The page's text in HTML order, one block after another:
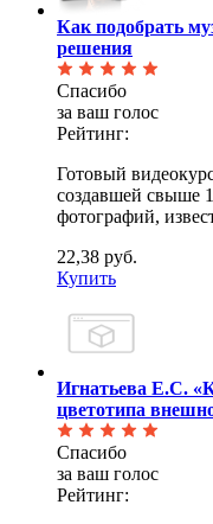
Как подобрать
решения
Спасибо
за ваш голос
Рейтинг:
Готовый
создавшей свыше
фотографий,
22,38 руб.
Купить
Игнатьева Е.С.
цветотипа
Спасибо
за ваш голос
Рейтинг: